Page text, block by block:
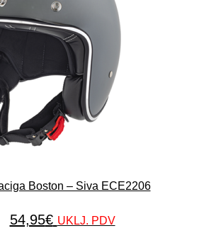
Boston – Siva ECE2206
54,95€ UKLJ. PDV